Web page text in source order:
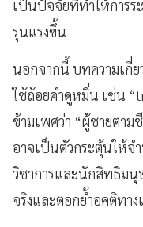
เป็นปัจจัยที่ทำให้การร
รุนแรงขึ้น
นอกจากนี้ บทความเกี่ย
ใช้ถ้อยคำดูหมิ่น เช่น
ข้ามเพศว่า “ผู้ชายตาม
อาจเป็นตัวกระตุ้นให้
วิชาการและนักสิทธิมนุ
จริงและตอกย้ำอคติทาง